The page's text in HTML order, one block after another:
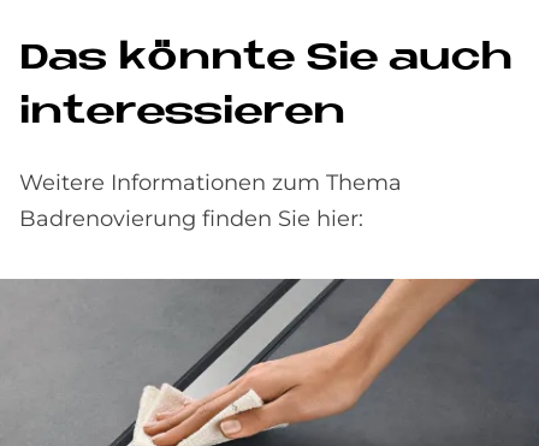
Das könnte Sie auch
interessieren
Weitere Informationen zum Thema
Badrenovierung finden Sie hier: